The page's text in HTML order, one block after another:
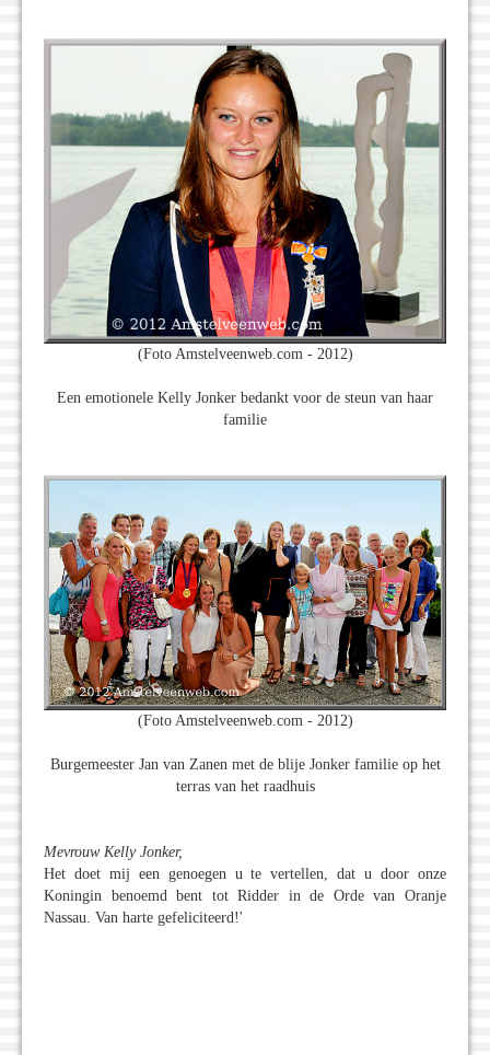
(Foto Amstelveenweb.com - 2012)
Een emotionele Kelly Jonker bedankt voor de steun van haar
familie
(Foto Amstelveenweb.com - 2012)
Burgemeester Jan van Zanen met de blije Jonker familie op het
terras van het raadhuis
Mevrouw Kelly Jonker,
Het doet mij een genoegen u te vertellen, dat u door onze
Koningin benoemd bent tot Ridder in de Orde van Oranje
Nassau. Van harte gefeliciteerd!'